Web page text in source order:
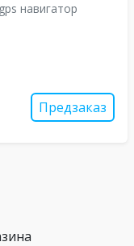
gps навигатор
Предзаказ